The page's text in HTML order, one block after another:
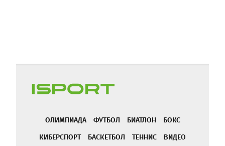
ОЛИМПИАДА ФУТБОЛ БИАТЛОН
БОКС
КИБЕРСПОРТ
БАСКЕТБОЛ ТЕННИС
ВИДЕО